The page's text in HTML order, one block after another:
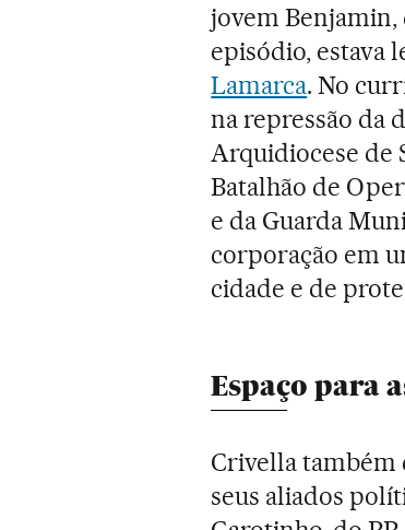
jovem Benjamin,
episódio, estava
Lamarca. No
na repressão da
Arquidiocese de
Batalhão de
e da Guarda
corporação em
cidade e de
Espaço para
Crivella também
seus aliados